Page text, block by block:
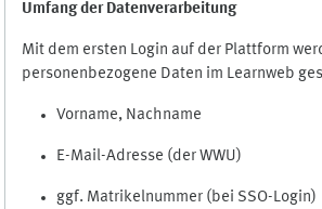
Umfang der Datenverarbeitung
Mit dem ersten Login auf der Plattform
personenbezogene Daten im Learnweb
Vorname, Nachname
E-Mail-Adresse (der WWU)
ggf. Matrikelnummer (bei SSO-Login)